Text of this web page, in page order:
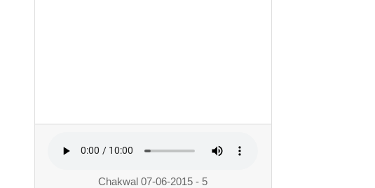
Chakwal 07-06-2015 - 5